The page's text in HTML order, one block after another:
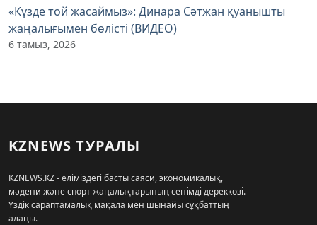
«Күзде той жасаймыз»: Динара Сәтжан қуанышты
жаңалығымен бөлісті (ВИДЕО)
6 тамыз, 2026
KZNEWS ТУРАЛЫ
KZNEWS.KZ - еліміздегі басты саяси, экономикалық,
мәдени және спорт жаңалықтарының сенімді дереккөзі.
Үздік сараптамалық мақала мен шынайы сұқбаттың
алаңы.